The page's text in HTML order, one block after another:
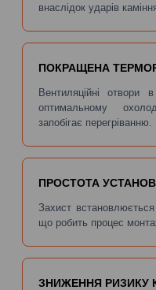
внаслідок ударів
ПОКРАЩЕНА
Вентиляційні отвори
оптимальному
запобігає перегріванню.
ПРОСТОТА
Захист
що робить процес
ЗНИЖЕННЯ РИЗИКУ